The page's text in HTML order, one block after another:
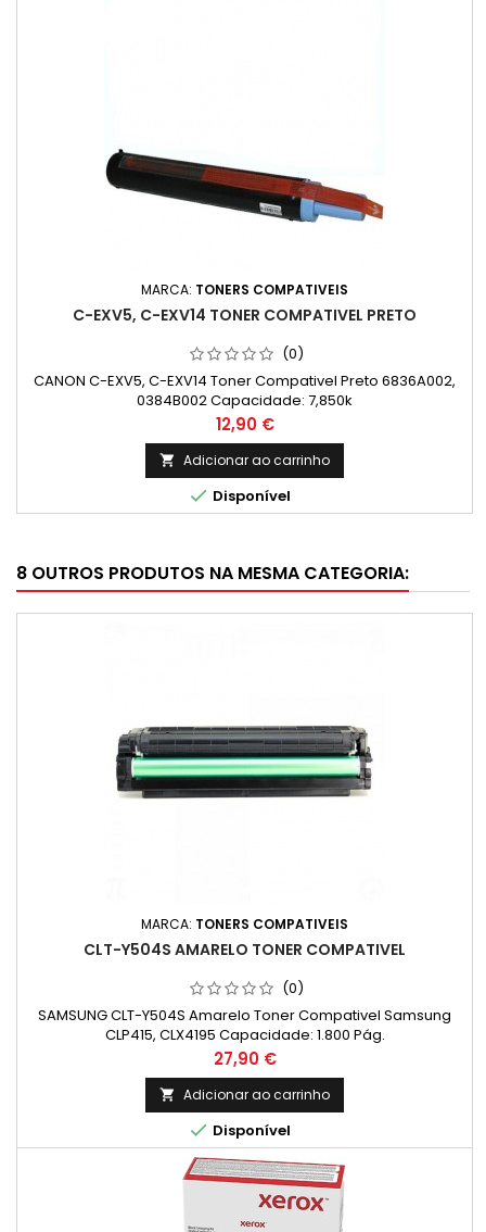
MARCA: TONERS COMPATIVEIS
C-EXV5, C-EXV14 TONER COMPATIVEL PRETO
(0)
CANON C-EXV5, C-EXV14 Toner Compativel Preto 6836A002,
0384B002 Capacidade: 7,850k
Preço
12,90 €
 Adicionar ao carrinho
 Disponível
8 OUTROS PRODUTOS NA MESMA CATEGORIA:
MARCA: TONERS COMPATIVEIS
CLT-Y504S AMARELO TONER COMPATIVEL
(0)
SAMSUNG CLT-Y504S Amarelo Toner Compativel Samsung
CLP415, CLX4195 Capacidade: 1.800 Pág.
Preço
27,90 €
 Adicionar ao carrinho
 Disponível